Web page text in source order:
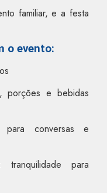
familiar, e a festa
o evento:
porções e bebidas
conversas e
para